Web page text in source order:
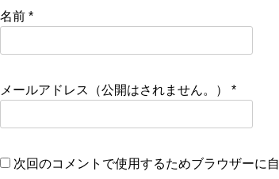
名前 *
メールアドレス（公開はされません。） *
次回のコメントで使用するためブラウザーに